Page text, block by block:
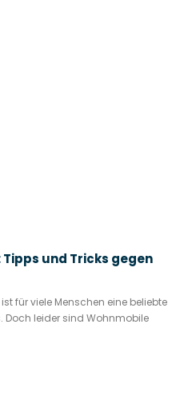
und Tricks gegen
für viele Menschen eine beliebte
Doch leider sind Wohnmobile